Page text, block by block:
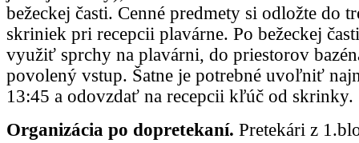
bežeckej časti. Cenné predmety si odložte do
skriniek pri recepcii plavárne. Po bežeckej
využiť sprchy na plavárni, do priestorov
povolený vstup. Šatne je potrebné uvoľniť
13:45 a odovzdať na recepcii kľúč od skrinky.
Organizácia po dopretekaní. Pretekári z